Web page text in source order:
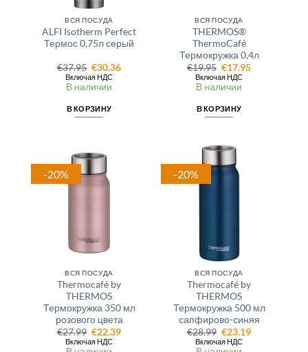
ВСЯ ПОСУДА
ALFI Isotherm Perfect
Термос 0,75л серый
€37.95 Первоначальная
цена
составляла
€37.95.
€30.36Текущая
Включая НДС
В наличии
В КОРЗИНУ
ВСЯ ПОСУДА
THERMOS®
ThermoCafé
Термокружка 0,4л
€19.95 Первоначальная
цена
составляла
€19.95.
€17.95Текущая
Включая НДС
В наличии
В КОРЗИНУ
-20%
ВСЯ ПОСУДА
Thermocafé by
THERMOS
Термокружка 350 мл
розового цвета
€27.99 Первоначальная
цена
составляла
€22.39Текущая
Включая НДС
-20%
ВСЯ ПОСУДА
Thermocafé by
THERMOS
Термокружка 500 мл
сапфирово-синяя
€28.99 Первоначальная
цена
составляла
€23.19Текущая
Включая НДС